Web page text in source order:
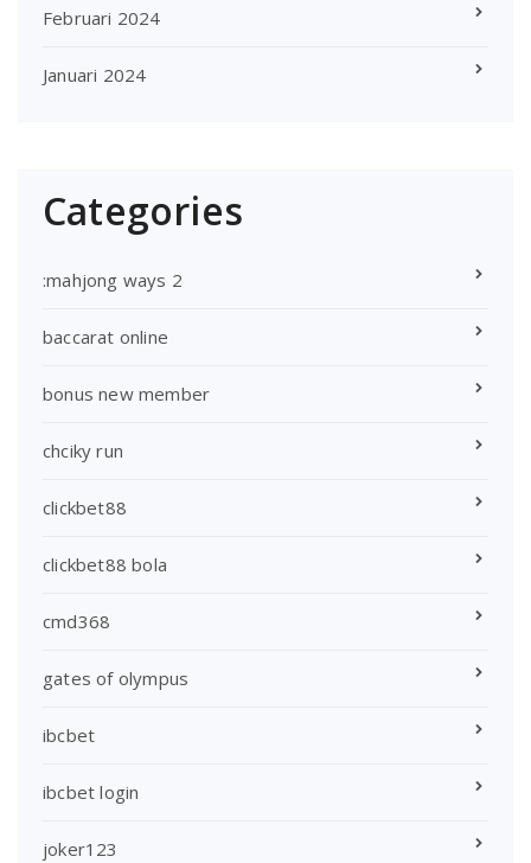
Februari 2024
Januari 2024
Categories
:mahjong ways 2
baccarat online
bonus new member
chciky run
clickbet88
clickbet88 bola
cmd368
gates of olympus
ibcbet
ibcbet login
joker123